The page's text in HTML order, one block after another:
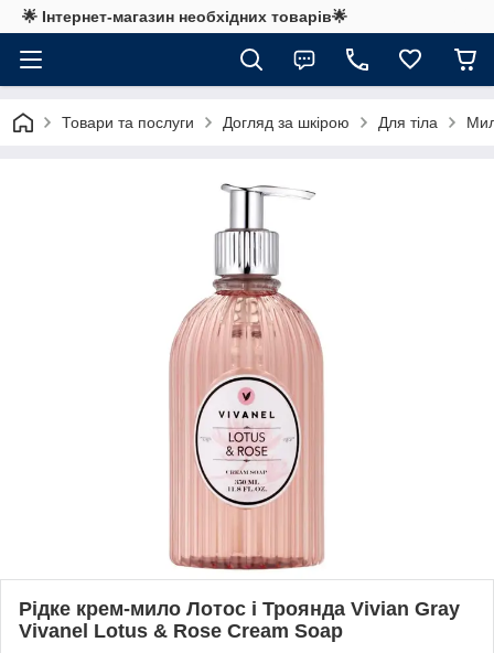
🌟 Інтернет-магазин необхідних товарів🌟
Товари та послуги Догляд за шкірою Для тіла
Рідке крем-мило Лотос і Троянда Vivian Gray
Vivanel Lotus & Rose Cream Soap